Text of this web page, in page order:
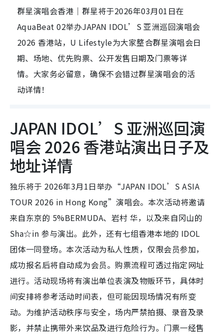
群星演唱会香港｜群星将于2026年03月01日在
AquaBeat 02举办JAPAN IDOL’S 亚洲巡回演唱会
2026 香港站，U Lifestyle为大家整合群星演唱会日
期、场地、优先购票、公开发售日期及门票等详
情。大家务必留意，确保不会错过群星演唱会的活
动详情！
JAPAN IDOL’S 亚洲巡回演
唱会 2026 香港站演出日子及
地址详情
独乐将于 2026年3月1日举办“JAPAN IDOL’S ASIA
TOUR 2026 in Hong Kong”演唱会。本次活动将邀请
来自东京的 5%BERMUDA、岩村 华，以及来自冈山的
Sha☆in 参与演出。此外，还有七组香港本地的 IDOL
团体一同登场。本次活动为私人性质，仅限会员参加，
成功报名后将自动成为会员。购票流程可透过指定网址
进行。活动现场将有演出单位表演及物贩环节，具体时
间安排将参考活动时间表，但可能因现场情况有所变
动。为维护活动秩序与安全，场内严禁拍摄、录音及录
影，并禁止携带外来饮品及进行危险行为。门票一经售